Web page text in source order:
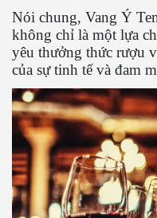
Nói chung, Vang Ý
không chỉ là một lựa
yêu thưởng thức rượu
của sự tinh tế và đam